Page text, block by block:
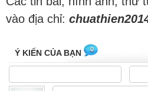
vào địa chỉ:
Ý KIẾN CỦA BẠN 0